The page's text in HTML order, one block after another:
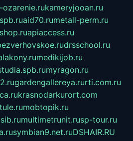
ozarenie.rukameryjooan.ru
aid70.rumetall-perm.ru
apiaccess.ru
drsschool.ru
medikijob.ru
myragon.ru
gardengallereya.rurti.com.ru
krasnodarkurort.com
mobtopik.ru
multimetrunit.rusp-tour.ru
symbian9.net.ruDSHAIR.RU